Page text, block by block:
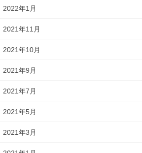
2022年1月
2021年11月
2021年10月
2021年9月
2021年7月
2021年5月
2021年3月